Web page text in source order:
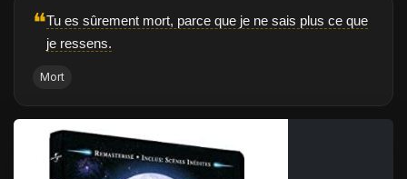
❝Tu es sûrement mort, parce que je ne sais plus ce que
je ressens.
Mort